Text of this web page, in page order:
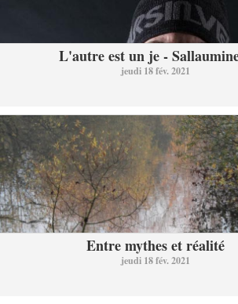
L'autre est un je -
jeudi 18 fév. 2021
Entre mythes et réalité
jeudi 18 fév. 2021